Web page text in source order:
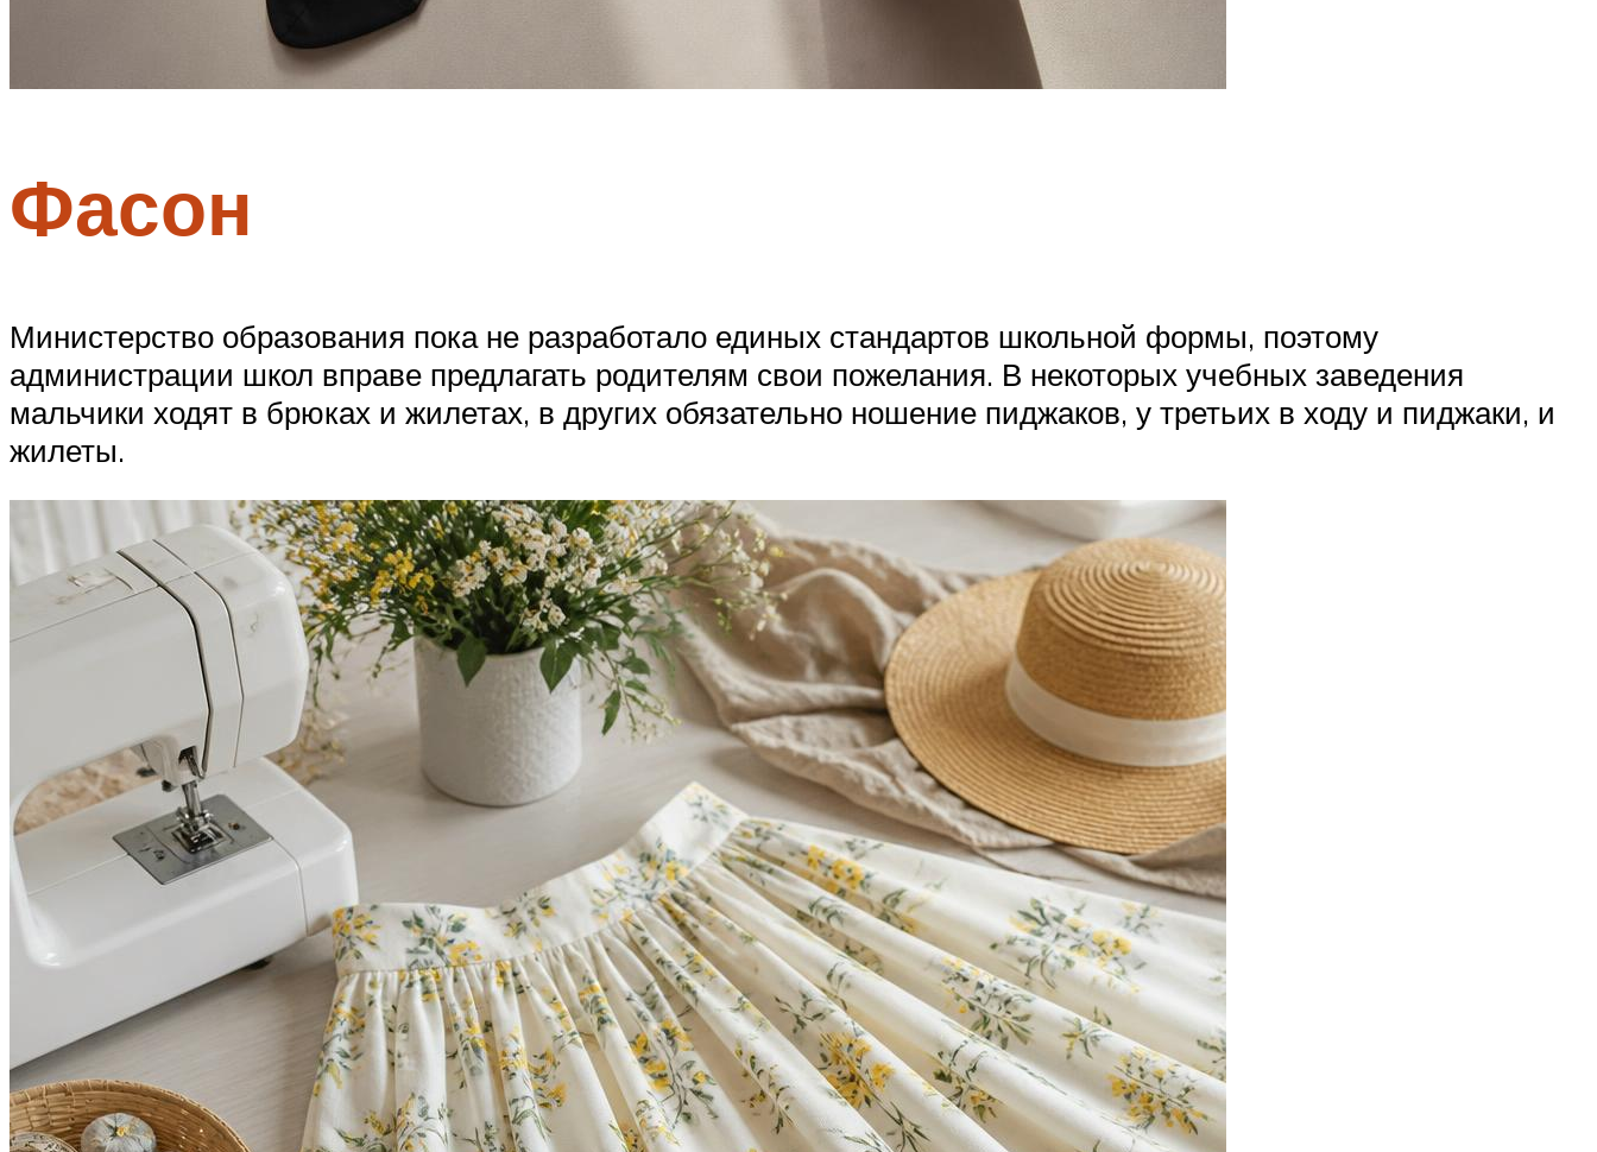
Фасон
Министерство образования пока не разработало единых стандартов школьной формы, поэтому
администрации школ вправе предлагать родителям свои пожелания. В некоторых учебных заведения
мальчики ходят в брюках и жилетах, в других обязательно ношение пиджаков, у третьих в ходу и пиджаки, и
жилеты.